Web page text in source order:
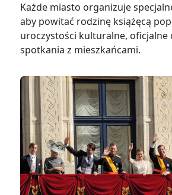
Każde miasto organizuje
aby powitać rodzinę książęcą
uroczystości kulturalne, oficjalne
spotkania z mieszkańcami.